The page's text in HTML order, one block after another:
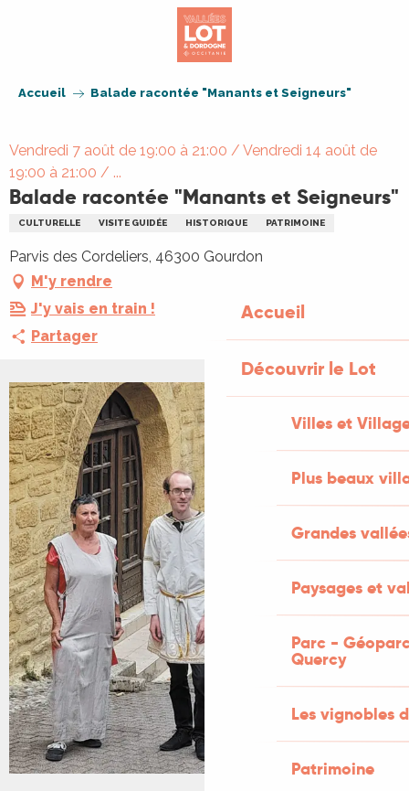
Accueil
Découvrir le Lot
Villes et
Plus beaux
Grandes
Paysages et
Parc -
Quercy
Les vignobles
Patrimoine
Accueil Balade racontée "Manants et Seigneurs"
Vendredi 7 août de 19:00 à 21:00 / Vendredi 14 août de
19:00 à 21:00 / ...
Balade racontée "Manants et Seigneurs"
CULTURELLE VISITE GUIDÉE HISTORIQUE PATRIMOINE
Parvis des Cordeliers, 46300 Gourdon
M'y rendre
J'y vais en train !
Partager